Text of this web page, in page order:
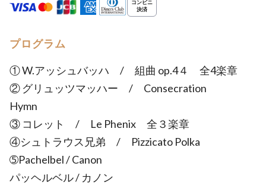
プログラム
① W.アッシュバッハ / 組曲 op.4４ 全4楽章
② グリュッツマッハー / Consecration
Hymn
③ コレット / Le Phenix 全３楽章
④シュトラウス兄弟 / Pizzicato Polka
➄Pachelbel / Canon
パッヘルベル / カノン